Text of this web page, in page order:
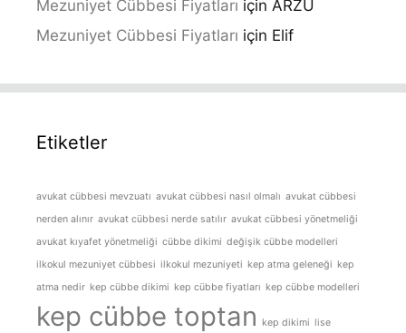
Mezuniyet Cübbesi Fiyatları için ARZU
Mezuniyet Cübbesi Fiyatları için Elif
Etiketler
avukat cübbesi mevzuatı avukat cübbesi nasıl olmalı avukat cübbesi
nerden alınır avukat cübbesi nerde satılır avukat cübbesi yönetmeliği
avukat kıyafet yönetmeliği cübbe dikimi değişik cübbe modelleri
ilkokul mezuniyet cübbesi ilkokul mezuniyeti kep atma geleneği kep
atma nedir kep cübbe dikimi kep cübbe fiyatları kep cübbe modelleri
kep cübbe toptan kep dikimi lise